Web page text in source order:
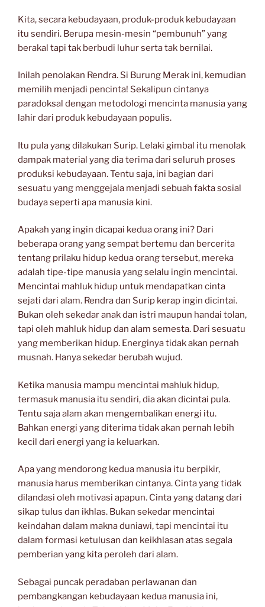
Kita, secara kebudayaan, produk-produk kebudayaan
itu sendiri. Berupa mesin-mesin “pembunuh” yang
berakal tapi tak berbudi luhur serta tak bernilai.
Inilah penolakan Rendra. Si Burung Merak ini, kemudian
memilih menjadi pencinta! Sekalipun cintanya
paradoksal dengan metodologi mencinta manusia yang
lahir dari produk kebudayaan populis.
Itu pula yang dilakukan Surip. Lelaki gimbal itu menolak
dampak material yang dia terima dari seluruh proses
produksi kebudayaan. Tentu saja, ini bagian dari
sesuatu yang menggejala menjadi sebuah fakta sosial
budaya seperti apa manusia kini.
Apakah yang ingin dicapai kedua orang ini? Dari
beberapa orang yang sempat bertemu dan bercerita
tentang prilaku hidup kedua orang tersebut, mereka
adalah tipe-tipe manusia yang selalu ingin mencintai.
Mencintai mahluk hidup untuk mendapatkan cinta
sejati dari alam. Rendra dan Surip kerap ingin dicintai.
Bukan oleh sekedar anak dan istri maupun handai tolan,
tapi oleh mahluk hidup dan alam semesta. Dari sesuatu
yang memberikan hidup. Energinya tidak akan pernah
musnah. Hanya sekedar berubah wujud.
Ketika manusia mampu mencintai mahluk hidup,
termasuk manusia itu sendiri, dia akan dicintai pula.
Tentu saja alam akan mengembalikan energi itu.
Bahkan energi yang diterima tidak akan pernah lebih
kecil dari energi yang ia keluarkan.
Apa yang mendorong kedua manusia itu berpikir,
manusia harus memberikan cintanya. Cinta yang tidak
dilandasi oleh motivasi apapun. Cinta yang datang dari
sikap tulus dan ikhlas. Bukan sekedar mencintai
keindahan dalam makna duniawi, tapi mencintai itu
dalam formasi ketulusan dan keikhlasan atas segala
pemberian yang kita peroleh dari alam.
Sebagai puncak peradaban perlawanan dan
pembangkangan kebudayaan kedua manusia ini,